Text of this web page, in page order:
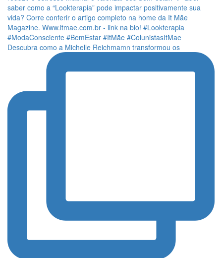
Descubra como a Michelle Reichmamn transformou os